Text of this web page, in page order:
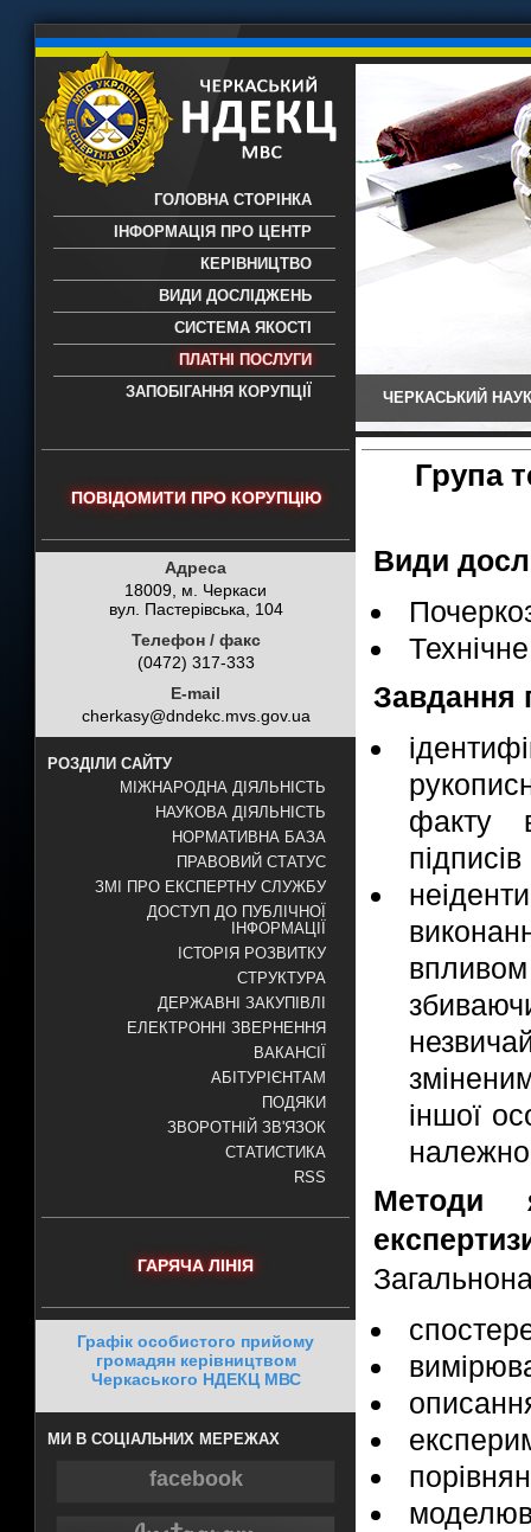
науково-дослідний експертно-
- проведення всих видів судових
експертиз
ГОЛОВНА СТОРІНКА
ІНФОРМАЦІЯ ПРО ЦЕНТР
КЕРІВНИЦТВО
ВИДИ ДОСЛІДЖЕНЬ
СИСТЕМА ЯКОСТІ
ПЛАТНІ ПОСЛУГИ
ЗАПОБІГАННЯ КОРУПЦІЇ
ЧЕРКАСЬКИЙ
ПОВІДОМИТИ ПРО КОРУПЦІЮ
Адреса
18009, м. Черкаси
вул. Пастерівська, 104
Телефон / факс
(0472) 317-333
E-mail
cherkasy@dndekc.mvs.gov.ua
РОЗДІЛИ САЙТУ
МІЖНАРОДНА ДІЯЛЬНІСТЬ
НАУКОВА ДІЯЛЬНІСТЬ
НОРМАТИВНА БАЗА
ПРАВОВИЙ СТАТУС
ЗМІ ПРО ЕКСПЕРТНУ СЛУЖБУ
ДОСТУП ДО ПУБЛІЧНОЇ
ІНФОРМАЦІЇ
ІСТОРІЯ РОЗВИТКУ
СТРУКТУРА
ДЕРЖАВНІ ЗАКУПІВЛІ
ЕЛЕКТРОННІ ЗВЕРНЕННЯ
ВАКАНСІЇ
АБІТУРІЄНТАМ
ПОДЯКИ
ЗВОРОТНІЙ ЗВ'ЯЗОК
СТАТИСТИКА
RSS
ГАРЯЧА ЛІНІЯ
Графік особистого прийому
громадян керівництвом
Черкаського НДЕКЦ МВС
МИ В СОЦІАЛЬНИХ МЕРЕЖАХ
facebook
Група
Види
Завдання
факту
іншої
Методи